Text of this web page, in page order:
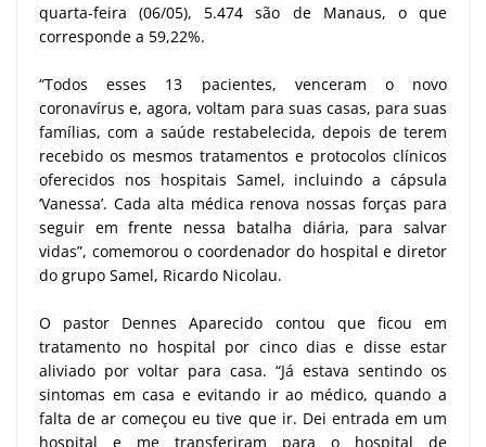
quarta-feira (06/05), 5.474 são de Manaus, o que
corresponde a 59,22%.
“Todos esses 13 pacientes, venceram o novo
coronavírus e, agora, voltam para suas casas, para suas
famílias, com a saúde restabelecida, depois de terem
recebido os mesmos tratamentos e protocolos clínicos
oferecidos nos hospitais Samel, incluindo a cápsula
‘Vanessa’. Cada alta médica renova nossas forças para
seguir em frente nessa batalha diária, para salvar
vidas”, comemorou o coordenador do hospital e diretor
do grupo Samel, Ricardo Nicolau.
O pastor Dennes Aparecido contou que ficou em
tratamento no hospital por cinco dias e disse estar
aliviado por voltar para casa. “Já estava sentindo os
sintomas em casa e evitando ir ao médico, quando a
falta de ar começou eu tive que ir. Dei entrada em um
hospital e me transferiram para o hospital de